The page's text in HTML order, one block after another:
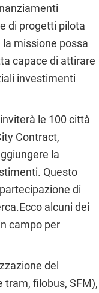
di progetti pilota
missione possa
capace di attirare
investimenti
le 100 città
Contract,
la
Questo
di
alcuni dei
campo per
del
tram, filobus, SFM),